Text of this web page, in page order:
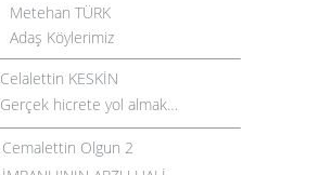
Metehan TÜRK
Adaş Köylerimiz
Celalettin KESKİN
Gerçek hicrete yol almak…
Cemalettin Olgun 2